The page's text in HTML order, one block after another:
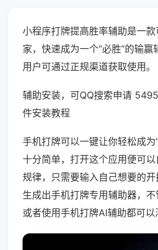
小程序打牌提高胜率辅助是一
家，快速成为一个“必胜”的输
用户可通过正规渠道获取使用。
辅助安装，可QQ搜索申请
件安装教程
手机打牌可以一键让你轻松成为
十分简单，打开这个应用便可
规律，只需要输入自己想要的
生成出手机打牌专用辅助器，
或者使用手机打牌AI辅助都可以